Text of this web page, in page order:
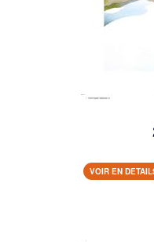
VOIR EN